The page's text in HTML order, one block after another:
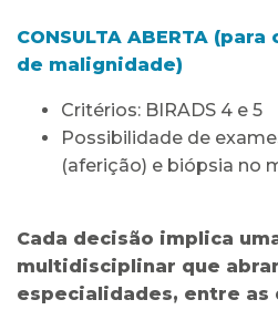
CONSULTA ABERTA
de malignidade)
Critérios: BIRADS 4 e 5
Possibilidade de
(aferição) e biópsia no
Cada decisão implica
multidisciplinar que
especialidades, entre as